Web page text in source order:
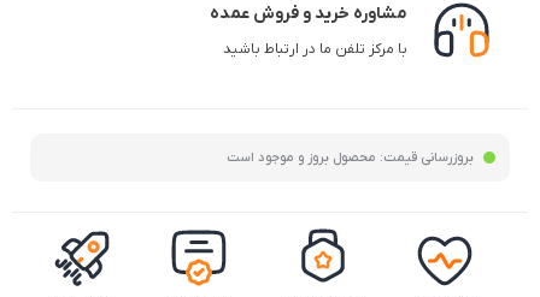
مشاوره خرید و فروش عمده
با مرکز تلفن ما در ارتباط باشید
بروزرسانی قیمت: محصول بروز و موجود است